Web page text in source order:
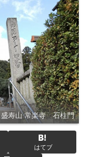
寿山 常楽寺 石柱門
はてブ